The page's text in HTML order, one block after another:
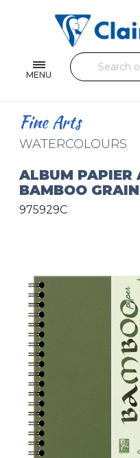
MENU
Single and double sheets
Fine arts
Handicraft
Pencil cases & Leather
Fine Arts
WATERCOLOURS
ALBUM PAPIER
BAMBOO
975929C